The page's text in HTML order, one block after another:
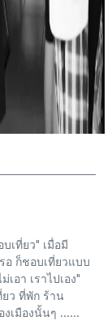
เที่ยว" เมื่อมี
อ ก็ชอบเที่ยวแบบ
เอา เราไปเอง"
ว ที่พัก ร้าน
เมืองนั้นๆ ......